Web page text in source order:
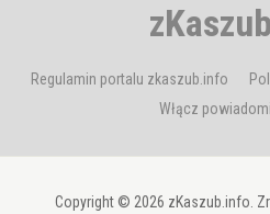
Regulamin portalu zkaszub.info
Włącz
Copyright © 2026 zKaszub.info.